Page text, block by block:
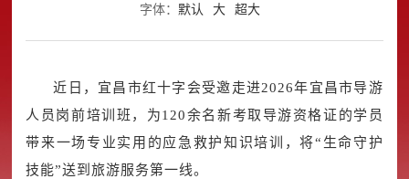
字体： 默认 大 超大
近日，宜昌市红十字会受邀走进2026年宜昌市导游
人员岗前培训班，为120余名新考取导游资格证的学员
带来一场专业实用的应急救护知识培训，将“生命守护
技能”送到旅游服务第一线。